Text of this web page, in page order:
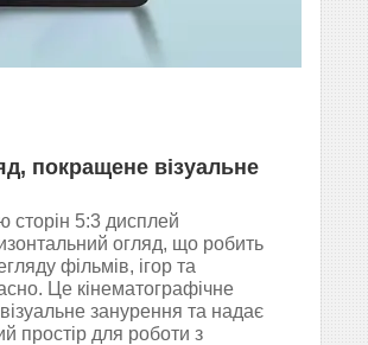
покращене візуальне
сторін 5:3 дисплей
огляд, що робить
фільмів, ігор та
Це кінематографічне
занурення та надає
простір для роботи з